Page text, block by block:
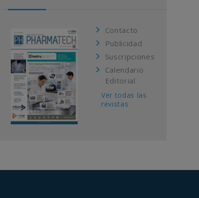
Contacto
Publicidad
Suscripciones
Calendario
Editorial
Ver todas las
revistas